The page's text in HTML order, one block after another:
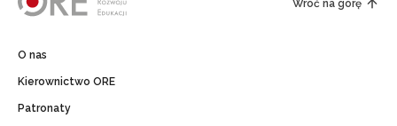
Wróć na górę
O nas
Kierownictwo ORE
Patronaty